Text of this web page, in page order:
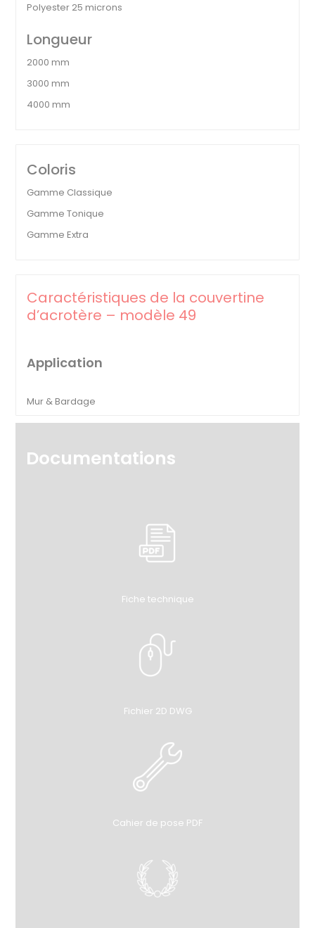
Polyester 25 microns
Longueur
2000 mm
3000 mm
4000 mm
Coloris
Gamme Classique
Gamme Tonique
Gamme Extra
Caractéristiques de la couvertine
d’acrotère – modèle 49
Application
Mur & Bardage
Documentations
Fiche technique
Fichier 2D DWG
Cahier de pose PDF